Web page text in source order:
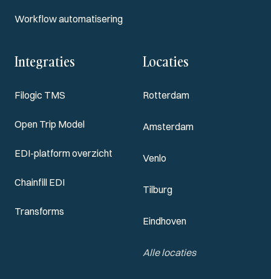
Workflow automatisering
Integraties
Filogic TMS
Open Trip Model
EDI-platform overzicht
Chainfill EDI
Transforms
Locaties
Rotterdam
Amsterdam
Venlo
Tilburg
Eindhoven
Alle locaties